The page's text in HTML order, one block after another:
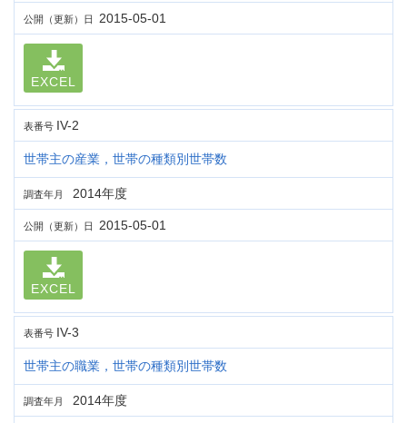
公開（更新）日 2015-05-01
EXCEL
表番号 IV-2
世帯主の産業，世帯の種類別世帯数
調査年月 2014年度
公開（更新）日 2015-05-01
EXCEL
表番号 IV-3
世帯主の職業，世帯の種類別世帯数
調査年月 2014年度